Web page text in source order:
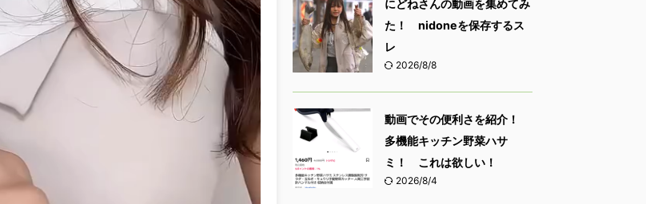
にどねさんの動画を集めてみ
た！ nidoneを保存するス
レ
2026/8/8
動画でその便利さを紹介！
多機能キッチン野菜ハサ
ミ！ これは欲しい！
2026/8/4